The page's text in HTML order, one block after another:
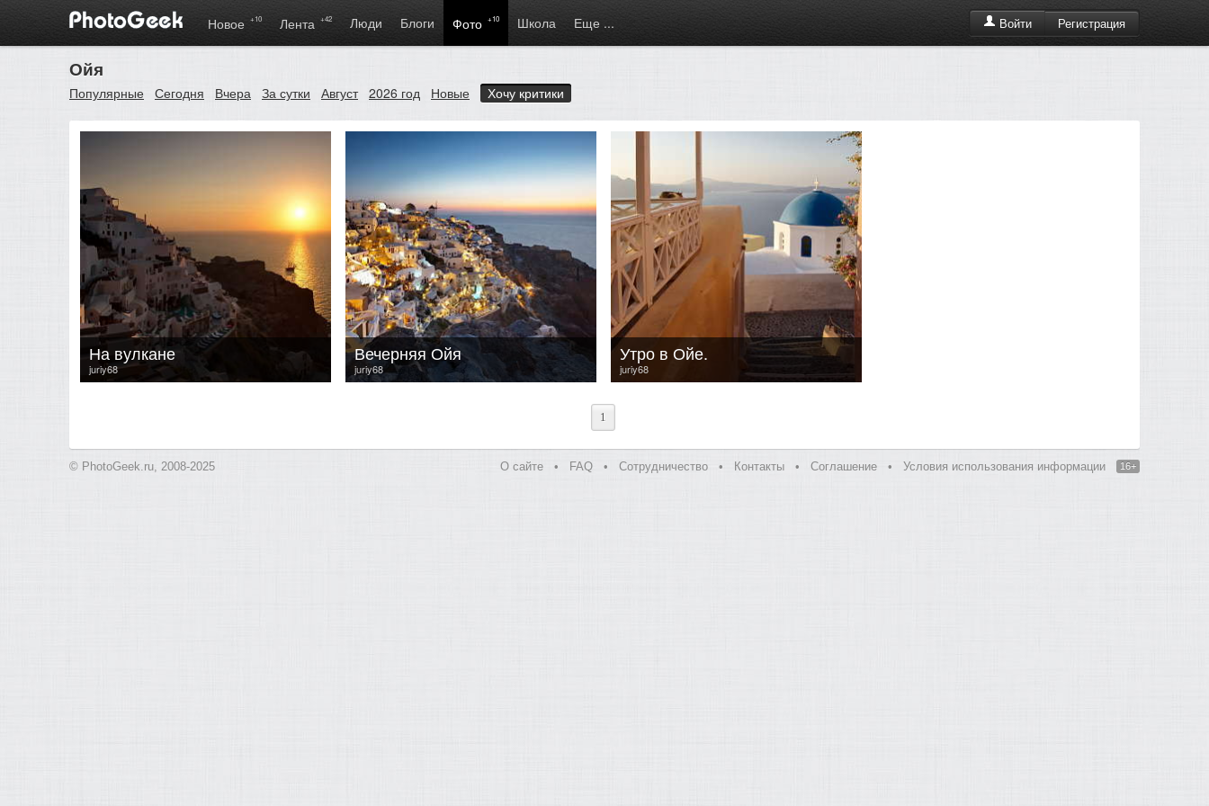
Войти Регистрация
Новое +10 Лента +42 Люди Блоги Фото +10 Школа Еще ...
Ойя
Популярные Сегодня Вчера За сутки Август 2026 год Новые Хочу критики
juriy68
На вулкане
juriy68
Вечерняя Ойя
juriy68
Утро в Ойе.
1
© PhotoGeek.ru, 2008-2025 О сайте • FAQ • Сотрудничество • Контакты • Соглашение • Условия использования информации 16+